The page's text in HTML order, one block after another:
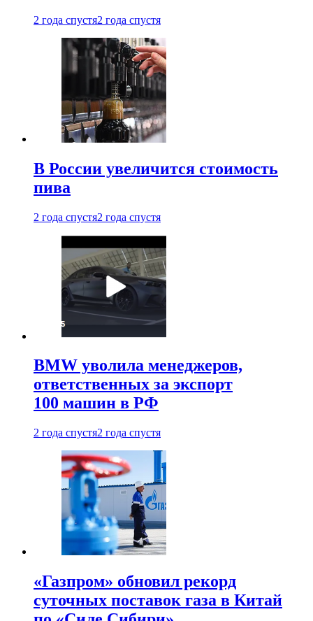
2 года спустя2 года спустя
В России увеличится стоимость
пива
2 года спустя2 года спустя
BMW уволила менеджеров,
ответственных за экспорт
100 машин в РФ
2 года спустя2 года спустя
«Газпром» обновил рекорд
суточных поставок газа в Китай